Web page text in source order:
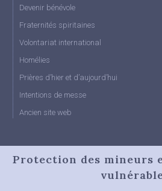
Devenir bénévole
Fraternités spiritaines
Volontariat international
Homélies
Prières d’hier et d’aujourd’hui
Intentions de messe
Ancien site web
Protection des mineurs